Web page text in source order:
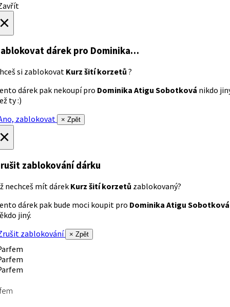
dárek pro Dominika…
si zablokovat Kurz šití korzetů ?
dárek pak nekoupí pro Dominika Atigu Sobotková nikdo
ty :)
zablokovat
× Zpět
zablokování dárku
nechceš mít dárek Kurz šití korzetů zablokovaný?
dárek pak bude moci koupit pro Dominika Atigu Sobotková
jiný.
zablokování
× Zpět